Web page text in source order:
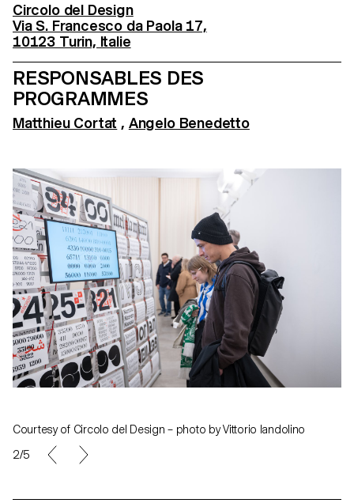
Circolo del Design
Via S. Francesco da Paola 17,
10123 Turin, Italie
RESPONSABLES DES
PROGRAMMES
Matthieu Cortat , Angelo Benedetto
Courtesy of Circolo del Design – photo by Vittorio Iandolino
2/5